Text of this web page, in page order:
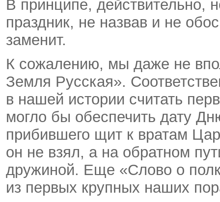
В принципе, действительно,
праздник, не назвав и не
заменит.
К сожалению, мы даже не
Земля Русская».
в нашей истории считать
могло бы обеспечить дату
прибившего щит к вратам
он не взял, а на обратном
дружиной. Еще «Слово о
из первых крупных наших